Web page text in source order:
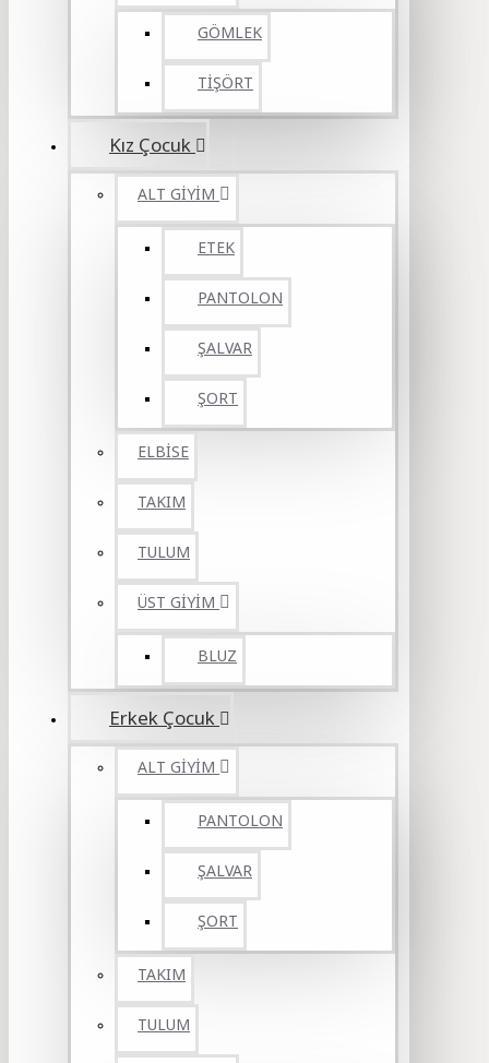
GÖMLEK
TİŞÖRT
Kız Çocuk
ALT GİYİM
ETEK
PANTOLON
ŞALVAR
ŞORT
ELBİSE
TAKIM
TULUM
ÜST GİYİM
BLUZ
Erkek Çocuk
ALT GİYİM
PANTOLON
ŞALVAR
ŞORT
TAKIM
TULUM